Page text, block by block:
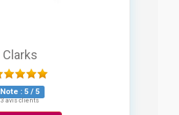
Clarks
Note : 5 / 5
3 avis clients